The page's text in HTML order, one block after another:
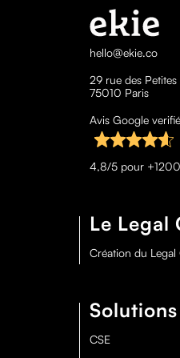
hello@ekie.co
29 rue des Petites
75010 Paris
Avis Google
4,8/5 pour
Le Legal
Création du Legal
Solutions
CSE